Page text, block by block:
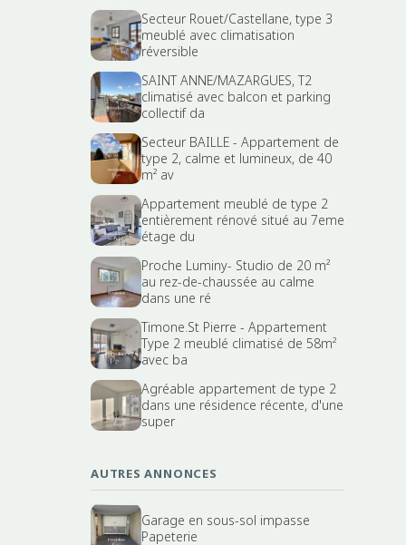
Secteur Rouet/Castellane, type 3
meublé avec climatisation
réversible
SAINT ANNE/MAZARGUES, T2
climatisé avec balcon et parking
collectif da
Secteur BAILLE - Appartement de
type 2, calme et lumineux, de 40
m² av
Appartement meublé de type 2
entièrement rénové situé au 7eme
étage du
Proche Luminy- Studio de 20 m²
au rez-de-chaussée au calme
dans une ré
Timone.St Pierre - Appartement
Type 2 meublé climatisé de 58m²
avec ba
Agréable appartement de type 2
dans une résidence récente, d'une
super
AUTRES ANNONCES
Garage en sous-sol impasse
Papeterie